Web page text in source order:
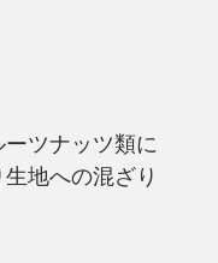
ツナッツ類に
地への混ざり